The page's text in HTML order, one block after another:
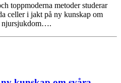
toppmoderna metoder studerar
celler i jakt på ny kunskap om
njursjukdom….